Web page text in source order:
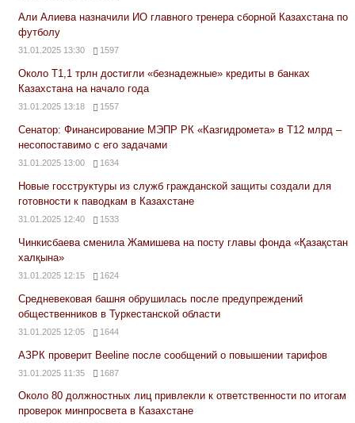
Али Алиева назначили ИО главного тренера сборной Казахстана по
футболу
31.01.2025 13:30 1597
Около Т1,1 трлн достигли «безнадежные» кредиты в банках
Казахстана на начало года
31.01.2025 13:18 1557
Сенатор: Финансирование МЭПР РК «Казгидромета» в Т12 млрд –
несопоставимо с его задачами
31.01.2025 13:00 1634
Новые госструктуры из служб гражданской защиты создали для
готовности к паводкам в Казахстане
31.01.2025 12:40 1533
Чинкисбаева сменила Жамишева на посту главы фонда «Қазақстан
халқына»
31.01.2025 12:15 1624
Средневековая башня обрушилась после предупреждений
общественников в Туркестанской области
31.01.2025 12:05 1644
АЗРК проверит Beeline после сообщений о повышении тарифов
31.01.2025 11:35 1687
Около 80 должностных лиц привлекли к ответственности по итогам
проверок минпросвета в Казахстане